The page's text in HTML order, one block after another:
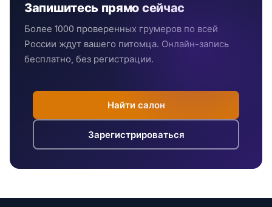
Запишитесь прямо сейчас
Более 1000 проверенных грумеров по всей
России ждут вашего питомца. Онлайн-запись
бесплатно, без регистрации.
Найти салон
Зарегистрироваться